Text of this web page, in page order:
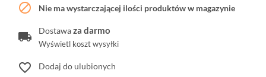
 Nie ma wystarczającej ilości produktów w magazynie
Dostawaza darmo
Wyświetl koszt wysyłki
favorite_border Dodaj do ulubionych